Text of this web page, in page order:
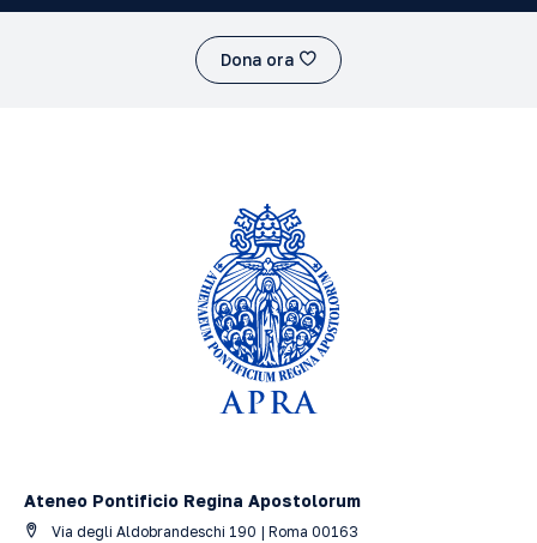
Dona ora
Ateneo Pontificio Regina Apostolorum
Via degli Aldobrandeschi 190 | Roma 00163